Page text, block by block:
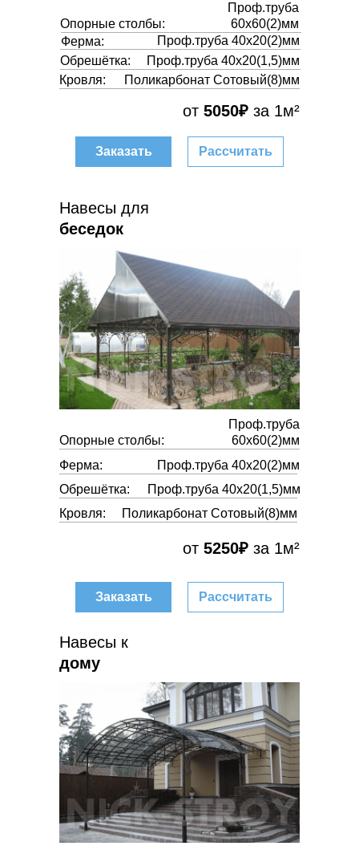
Заказать
от 5050₽ за 1м²
Рассчитать
Заказать
от 5250₽ за 1м²
Рассчитать
Обрешётка: Проф.труба 40х20(1,5)мм
Обрешётка: Проф.труба 40х20(1,5)мм
Навесы для
беседок
Опорные столбы:
Проф.труба
60х60(2)мм
Ферма:
Проф.труба 40х20(2)мм
Опорные столбы:
Проф.труба
60х60(2)мм
Ферма:
Проф.труба 40х20(2)мм
Кровля: Поликарбонат Сотовый(8)мм
Кровля: Поликарбонат Сотовый(8)мм
Навесы к
дому